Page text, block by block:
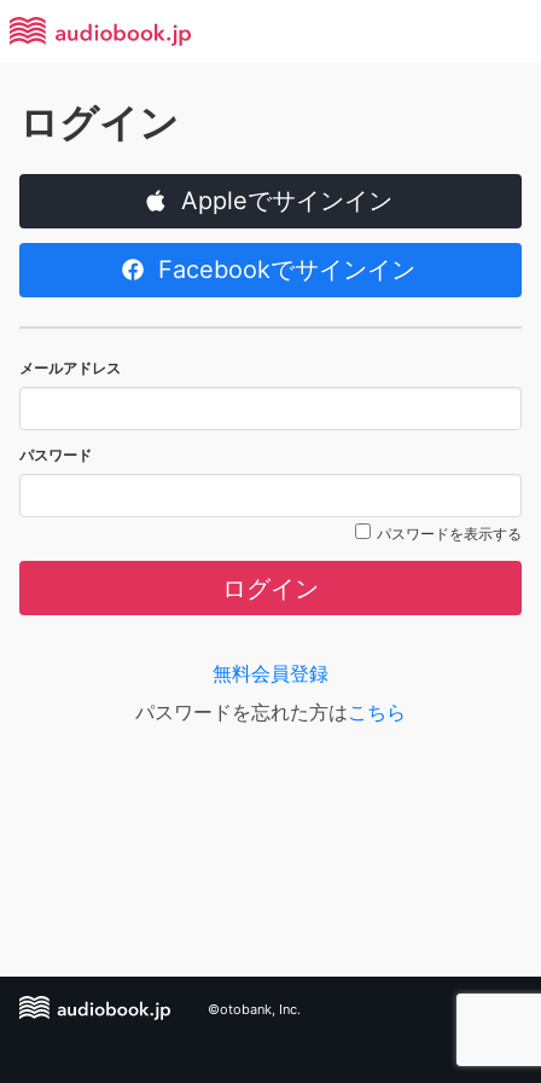
ログイン
Appleでサインイン
Facebookでサインイン
メールアドレス
パスワード
パスワードを表示する
ログイン
無料会員登録
パスワードを忘れた方はこちら
©otobank, Inc.